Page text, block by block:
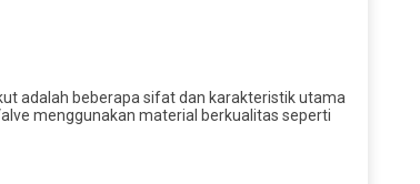
adalah beberapa sifat dan karakteristik utama
menggunakan material berkualitas seperti